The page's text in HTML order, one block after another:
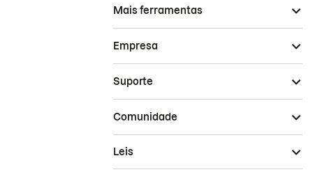
Mais ferramentas
Empresa
Suporte
Comunidade
Leis